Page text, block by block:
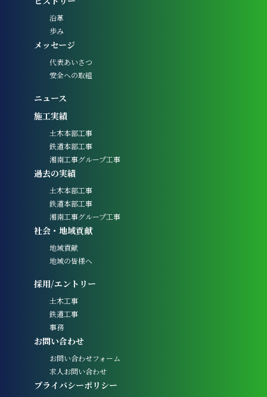
沿革
歩み
メッセージ
代表あいさつ
安全への取組
ニュース
施工実績
土木本部工事
鉄道本部工事
湘南工事グループ工事
過去の実績
土木本部工事
鉄道本部工事
湘南工事グループ工事
社会・地域貢献
地域貢献
地域の皆様へ
採用/エントリー
土木工事
鉄道工事
事務
お問い合わせ
お問い合わせフォーム
求人お問い合わせ
プライバシーポリシー